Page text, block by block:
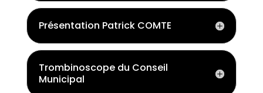
Présentation Patrick COMTE
Trombinoscope du Conseil
Municipal